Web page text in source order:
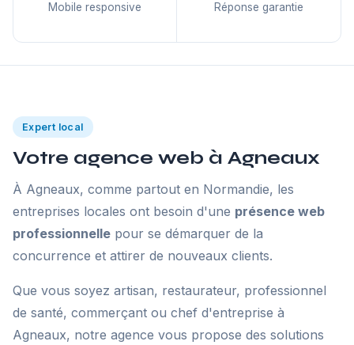
Mobile responsive Réponse garantie
Expert local
Votre agence web à Agneaux
À Agneaux, comme partout en Normandie, les
entreprises locales ont besoin d'une présence web
professionnelle pour se démarquer de la
concurrence et attirer de nouveaux clients.
Que vous soyez artisan, restaurateur, professionnel
de santé, commerçant ou chef d'entreprise à
Agneaux, notre agence vous propose des solutions